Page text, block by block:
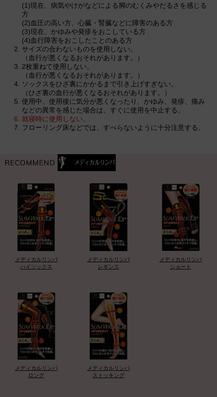
(1)現在、病気やけがなどによる脚のむくみやだるさを感じる
方
(2)血圧の高い方、心臓・腎臓などに障害のある方
(3)現在、かゆみや発疹をおこしている方
(4)血行障害をおこしたことのある方
サイズの合わないものを使用しない。
（血行が悪くなるおそれがあります。）
2枚重ねて使用しない。
（血行が悪くなるおそれがあります。）
ソックスをひざ裏にかかるまで引き上げすぎない。
（ひざ裏の血行が悪くなるおそれがあります。）
使用中、使用後に気分が悪くなったり、かゆみ、発疹、痛み
などの異常を感じた場合は、すぐに使用を中止する。
就寝時に使用しない。
フローリング床などでは、すべらないように十分注意する。
メディカルリンパ
ハイソックス
メディカルリンパ
レギンス
メディカルリンパ
ショート
メディカルリンパ
ロング
メディカルリンパ
ストッキング